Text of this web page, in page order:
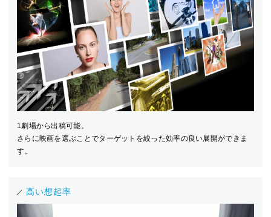
1劇場から出稿可能。
さらに映画を選ぶことでターゲットを絞った効率の良い展開ができま
す。
高い想起率